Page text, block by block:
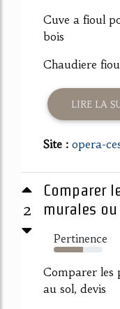
Cuve a fioul
bois
Chaudiere
LIRE LA
Site : opera-
2
Comparer
murales
Pertinence
60%
Comparer les
au sol, devis